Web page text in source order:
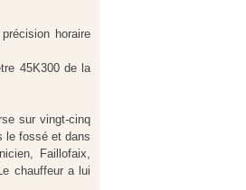
horaire
45K300 de la
sur vingt-cinq
le fossé et dans
Faillofaix,
chauffeur a lui